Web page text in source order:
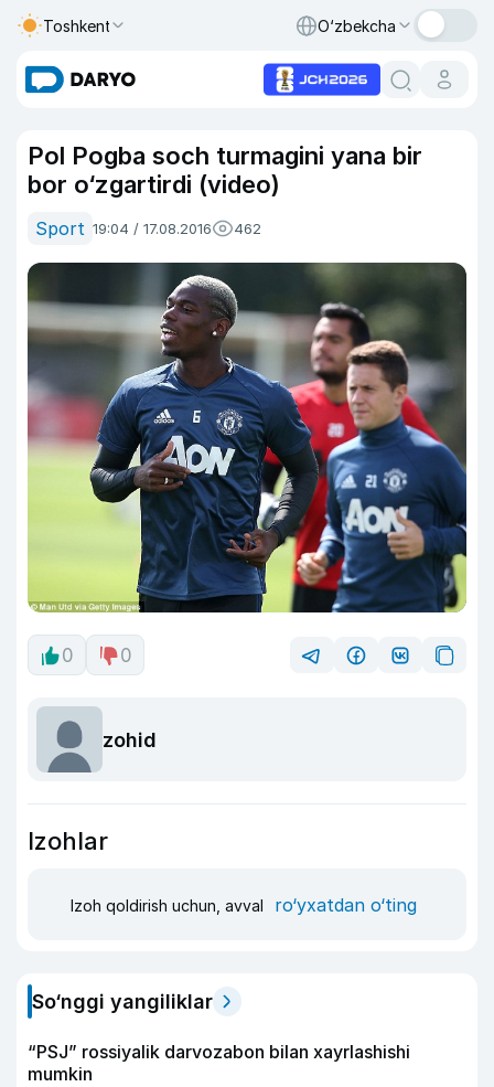
Toshkent O‘zbekcha
Pol Pogba soch turmagini yana bir
bor o‘zgartirdi (video)
Sport 19:04 / 17.08.2016 462
0 0
zohid
Izohlar
Izoh qoldirish uchun, avval ro‘yxatdan o‘ting
So‘nggi yangiliklar
“PSJ” rossiyalik darvozabon bilan xayrlashishi
mumkin